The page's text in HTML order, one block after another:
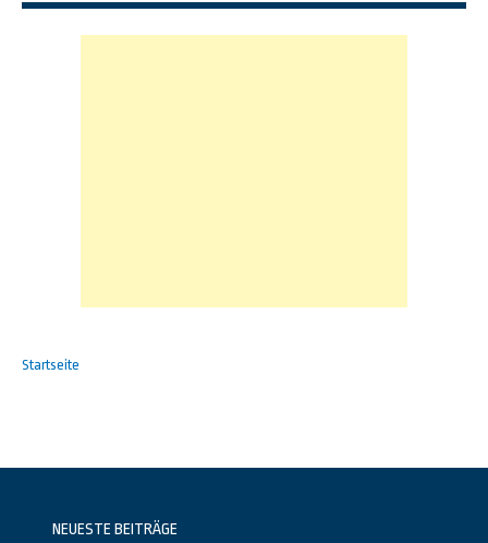
Startseite
NEUESTE BEITRÄGE